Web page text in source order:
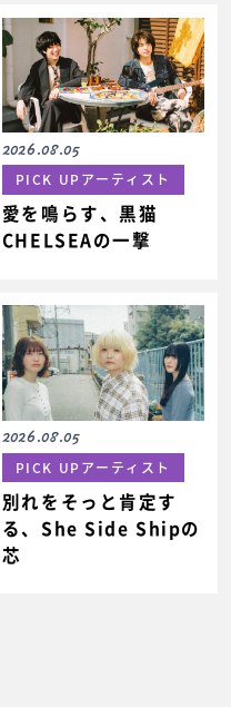
2026.08.05
PICK UPアーティスト
愛を鳴らす、黒猫
CHELSEAの一撃
2026.08.05
PICK UPアーティスト
別れをそっと肯定す
る、She Side Shipの
芯